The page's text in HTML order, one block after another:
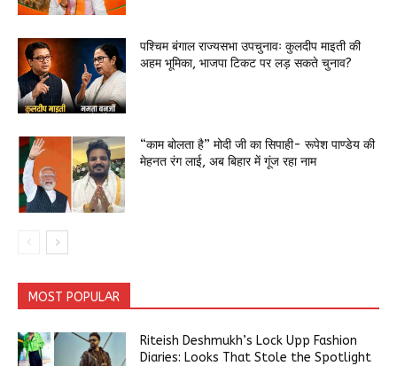
पश्चिम बंगाल राज्यसभा उपचुनावः कुलदीप माइती की
अहम भूमिका, भाजपा टिकट पर लड़ सकते चुनाव?
“काम बोलता है” मोदी जी का सिपाही- रूपेश पाण्डेय की
मेहनत रंग लाई, अब बिहार में गूंज रहा नाम
MOST POPULAR
Riteish Deshmukh’s Lock Upp Fashion
Diaries: Looks That Stole the Spotlight